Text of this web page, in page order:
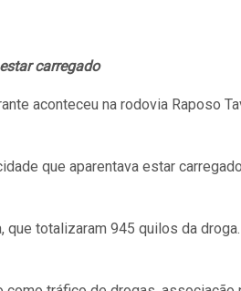
carregado
aconteceu na rodovia Raposo
que aparentava estar
totalizaram 945 quilos da